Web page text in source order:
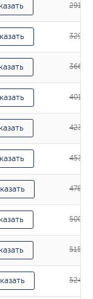
291
329
366
401
423
453
478
500
515
524